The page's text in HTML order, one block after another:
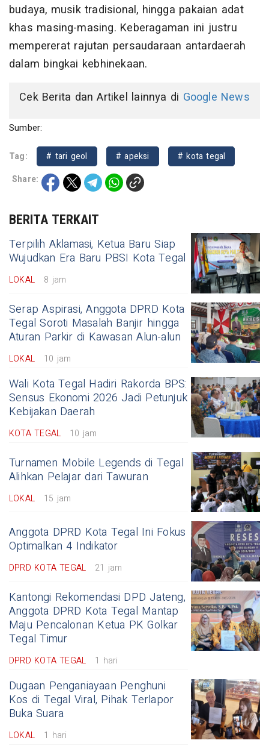
budaya, musik tradisional, hingga pakaian adat
khas masing-masing. Keberagaman ini justru
mempererat rajutan persaudaraan antardaerah
dalam bingkai kebhinekaan.
Cek Berita dan Artikel lainnya di Google News
Sumber:
Tag: # tari geol # apeksi
# kota tegal
Share:
BERITA TERKAIT
Terpilih Aklamasi, Ketua Baru Siap
Wujudkan Era Baru PBSI Kota Tegal
LOKAL 8 jam
Serap Aspirasi, Anggota DPRD Kota
Tegal Soroti Masalah Banjir hingga
Aturan Parkir di Kawasan Alun-alun
LOKAL 10 jam
Wali Kota Tegal Hadiri Rakorda BPS:
Sensus Ekonomi 2026 Jadi Petunjuk
Kebijakan Daerah
KOTA TEGAL 10 jam
Turnamen Mobile Legends di Tegal
Alihkan Pelajar dari Tawuran
LOKAL 15 jam
Anggota DPRD Kota Tegal Ini Fokus
Optimalkan 4 Indikator
DPRD KOTA TEGAL 21 jam
Kantongi Rekomendasi DPD Jateng,
Anggota DPRD Kota Tegal Mantap
Maju Pencalonan Ketua PK Golkar
Tegal Timur
DPRD KOTA TEGAL 1 hari
Dugaan Penganiayaan Penghuni
Kos di Tegal Viral, Pihak Terlapor
Buka Suara
LOKAL 1 hari